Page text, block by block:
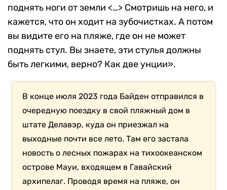
поднять ноги от земли <…> Смотришь на него, и
кажется, что он ходит на зубочистках. А потом
вы видите его на пляже, где он не может
поднять стул. Вы знаете, эти стулья должны
быть легкими, верно? Как две унции».
В конце июля 2023 года Байден отправился в
очередную поездку в свой пляжный дом в
штате Делавэр, куда он приезжал на
выходные почти все лето. Там его застала
новость о лесных пожарах на тихоокеанском
острове Мауи, входящем в Гавайский
архипелаг. Проводя время на пляже, он